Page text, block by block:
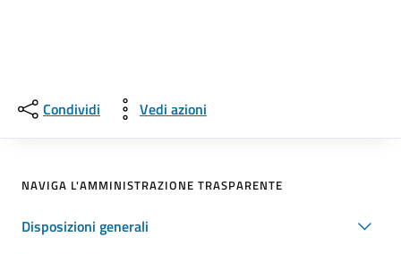
Condividi Vedi azioni
NAVIGA L'AMMINISTRAZIONE TRASPARENTE
Disposizioni generali